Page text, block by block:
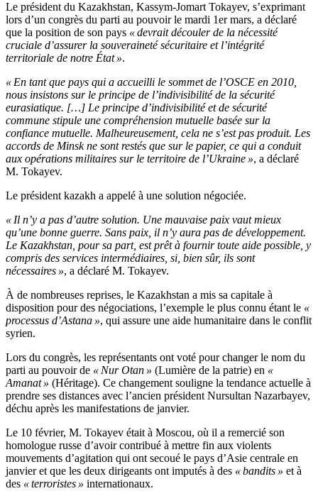
Le président du Kazakhstan, Kassym-Jomart Tokayev, s’exprimant
lors d’un congrès du parti au pouvoir le mardi 1er mars, a déclaré
que la position de son pays « devrait découler de la nécessité
cruciale d’assurer la souveraineté sécuritaire et l’intégrité
territoriale de notre État ».
« En tant que pays qui a accueilli le sommet de l’OSCE en 2010,
nous insistons sur le principe de l’indivisibilité de la sécurité
eurasiatique. […] Le principe d’indivisibilité et de sécurité
commune stipule une compréhension mutuelle basée sur la
confiance mutuelle. Malheureusement, cela ne s’est pas produit. Les
accords de Minsk ne sont restés que sur le papier, ce qui a conduit
aux opérations militaires sur le territoire de l’Ukraine », a déclaré
M. Tokayev.
Le président kazakh a appelé à une solution négociée.
« Il n’y a pas d’autre solution. Une mauvaise paix vaut mieux
qu’une bonne guerre. Sans paix, il n’y aura pas de développement.
Le Kazakhstan, pour sa part, est prêt à fournir toute aide possible, y
compris des services intermédiaires, si, bien sûr, ils sont
nécessaires », a déclaré M. Tokayev.
À de nombreuses reprises, le Kazakhstan a mis sa capitale à
disposition pour des négociations, l’exemple le plus connu étant le «
processus d’Astana », qui assure une aide humanitaire dans le conflit
syrien.
Lors du congrès, les représentants ont voté pour changer le nom du
parti au pouvoir de « Nur Otan » (Lumière de la patrie) en «
Amanat » (Héritage). Ce changement souligne la tendance actuelle à
prendre ses distances avec l’ancien président Nursultan Nazarbayev,
déchu après les manifestations de janvier.
Le 10 février, M. Tokayev était à Moscou, où il a remercié son
homologue russe d’avoir contribué à mettre fin aux violents
mouvements d’agitation qui ont secoué le pays d’Asie centrale en
janvier et que les deux dirigeants ont imputés à des « bandits » et à
des « terroristes » internationaux.